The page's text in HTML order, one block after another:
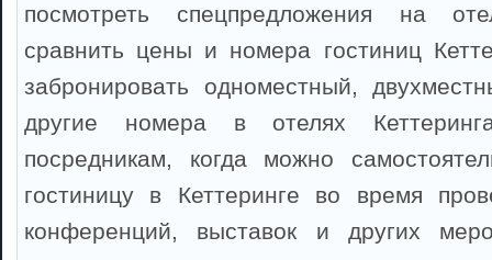
посмотреть спецпредложения на
сравнить цены и номера гостиниц
забронировать одноместный,
другие номера в отелях
посредникам, когда можно
гостиницу в Кеттеринге во время
конференций, выставок и других